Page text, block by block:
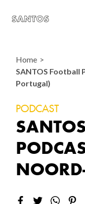
Home
SANTOS Football
Portugal)
PODCAST